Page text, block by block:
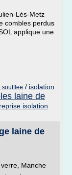
Lès-Metz
combles perdus
applique une
soufflee / isolation
laine de
isolation
laine de
Manche